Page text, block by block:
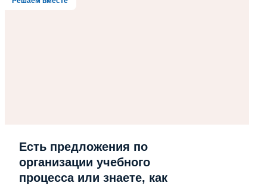
Есть предложения по
организации учебного
процесса или знаете, как